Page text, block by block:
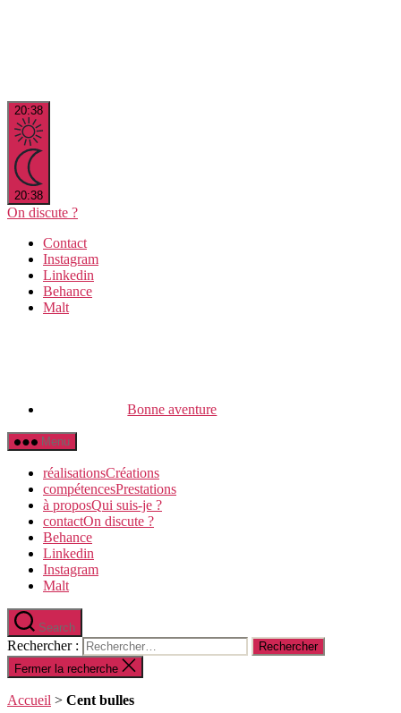
20:38
20:38
On discute ?
Contact
Instagram
Linkedin
Behance
Malt
Bonne aventure
Menu
réalisationsCréations
compétencesPrestations
à proposQui suis-je ?
contactOn discute ?
Behance
Linkedin
Instagram
Malt
Search
Rechercher :
Fermer la recherche
Accueil > Cent bulles